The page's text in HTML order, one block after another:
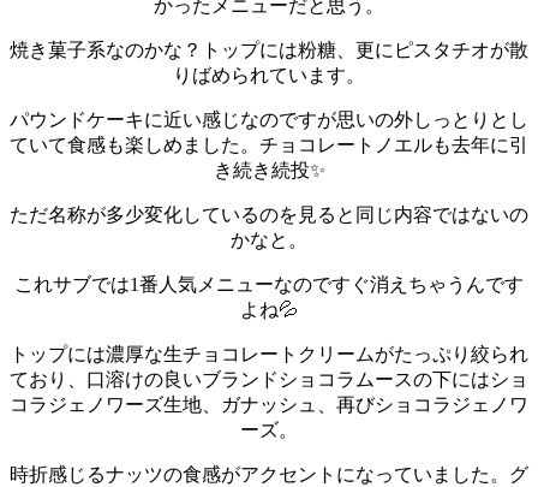
かったメニューだと思う。
焼き菓子系なのかな？トップには粉糖、更にピスタチオが散
りばめられています。
パウンドケーキに近い感じなのですが思いの外しっとりとし
ていて食感も楽しめました。 チョコレートノエルも去年に引
き続き続投✨
ただ名称が多少変化しているのを見ると同じ内容ではないの
かなと。
これサブでは1番人気メニューなのですぐ消えちゃうんです
よね💦
トップには濃厚な生チョコレートクリームがたっぷり絞られ
ており、口溶けの良いブランドショコラムースの下にはショ
コラジェノワーズ生地、ガナッシュ、再びショコラジェノワ
ーズ。
時折感じるナッツの食感がアクセントになっていました。 グ